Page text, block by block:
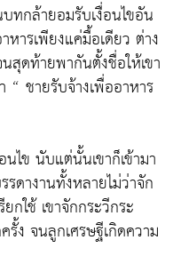
ทกล้ายอมรับเงื่อนไขอัน
หารเพียงแค่มื้อเดียว ต่าง
สุดท้ายพากันตั้งชื่อให้เขา
ชายรับจ้างเพื่ออาหาร
ไข นับแต่นั้นเขาก็เข้ามา
ดางานทั้งหลายไม่ว่าจัก
กใช้ เขาจักกระวีกระ
รั้ง จนลูกเศรษฐีเกิดความ